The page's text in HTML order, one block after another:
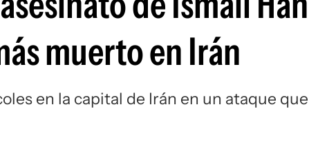
muerto en Irán
en la capital de Irán en un ataque que